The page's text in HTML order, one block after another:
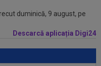
duminică, 9 august, pe
Descarcă aplicația Digi24
S-a accidentat la